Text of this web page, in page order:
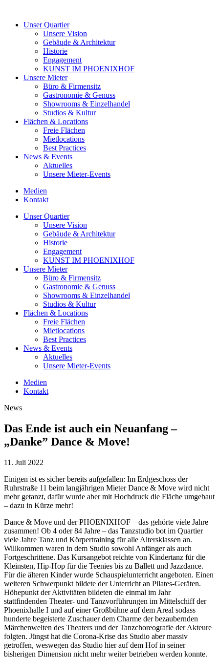
Unser Quartier
Unsere Vision
Gebäude & Architektur
Historie
Engagement
KUNST IM PHOENIXHOF
Unsere Mieter
Büro & Firmensitz
Gastronomie & Genuss
Showrooms & Einzelhandel
Studios & Kultur
Flächen & Locations
Freie Flächen
Mietlocations
Best Practices
News & Events
Aktuelles
Unsere Mieter-Events
Medien
Kontakt
Unser Quartier
Unsere Vision
Gebäude & Architektur
Historie
Engagement
KUNST IM PHOENIXHOF
Unsere Mieter
Büro & Firmensitz
Gastronomie & Genuss
Showrooms & Einzelhandel
Studios & Kultur
Flächen & Locations
Freie Flächen
Mietlocations
Best Practices
News & Events
Aktuelles
Unsere Mieter-Events
Medien
Kontakt
News
Das Ende ist auch ein Neuanfang –
„Danke” Dance & Move!
11. Juli 2022
Einigen ist es sicher bereits aufgefallen: Im Erdgeschoss der
Ruhrstraße 11 beim langjährigen Mieter Dance & Move wird nicht
mehr getanzt, dafür wurde aber mit Hochdruck die Fläche umgebaut
– dazu in Kürze mehr!
Dance & Move und der PHOENIXHOF – das gehörte viele Jahre
zusammen! Ob 4 oder 84 Jahre – das Tanzstudio bot im Quartier
viele Jahre Tanz und Körpertraining für alle Altersklassen an.
Willkommen waren in dem Studio sowohl Anfänger als auch
Fortgeschrittene. Das Kursangebot reichte von Kindertanz für die
Kleinsten, Hip-Hop für die Teenies bis zu Ballett und Jazzdance.
Für die älteren Kinder wurde Schauspielunterricht angeboten. Einen
weiteren Schwerpunkt bildete der Unterricht an Pilates-Geräten.
Höhepunkt der Aktivitäten bildeten die einmal im Jahr
stattfindenden Theater- und Tanzvorführungen im Mittelschiff der
Phoenixhalle I und auf einer Großbühne auf dem Areal sodass
hunderte begeisterte Zuschauer dem Charme der bezaubernden
Märchenwelten des Theaters und der Tanzchoreografie der Akteure
folgten. Jüngst hat die Corona-Krise das Studio aber massiv
getroffen, weswegen das Studio hier auf dem Hof in seiner
bisherigen Dimension nicht mehr weiter betrieben werden konnte.